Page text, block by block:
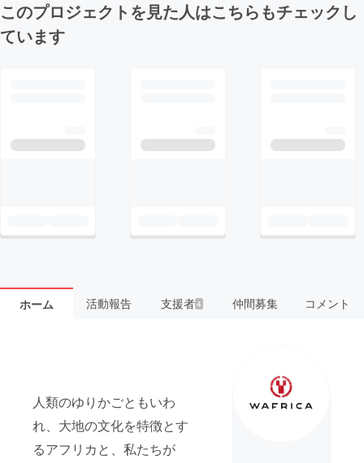
このプロジェクトを見た人はこちらもチェックし
ています
ホーム 活動報告 支援者4 仲間募集 コメント
人類のゆりかごともいわ
れ、大地の文化を特徴とす
るアフリカと、私たちが